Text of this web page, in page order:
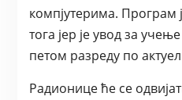
компјутерима. Програм
тога јер је увод за
петом разреду по
Радионице ће се